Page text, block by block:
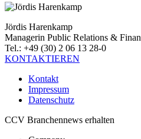
Jördis Harenkamp
Managerin Public Relations &
Tel.: +49 (30) 2 06 13 28-0
KONTAKTIEREN
Kontakt
Impressum
Datenschutz
CCV Branchennews erhalten